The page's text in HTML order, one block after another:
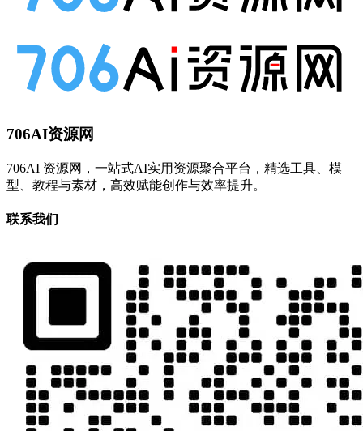
706AI资源网
706AI 资源网，一站式AI实用资源聚合平台，精选工具、模
型、教程与素材，高效赋能创作与效率提升。
联系我们